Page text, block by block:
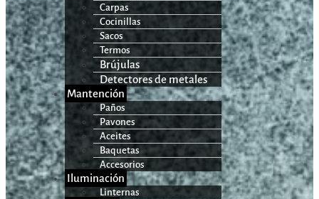
Carpas
Cocinillas
Sacos
Termos
Brújulas
Detectores de metales
Mantención
Paños
Pavones
Aceites
Baquetas
Accesorios
Iluminación
Linternas